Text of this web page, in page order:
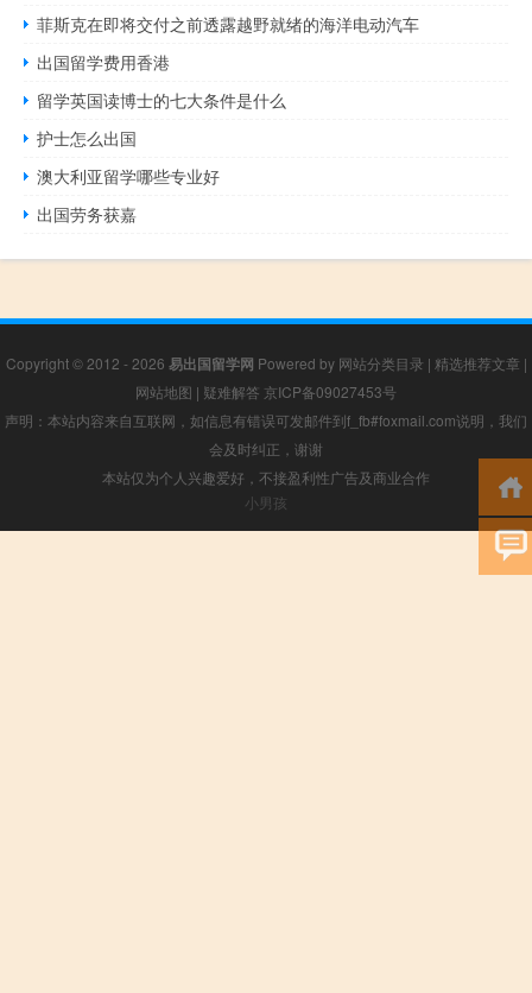
菲斯克在即将交付之前透露越野就绪的海洋电动汽车
出国留学费用香港
留学英国读博士的七大条件是什么
护士怎么出国
澳大利亚留学哪些专业好
出国劳务获嘉
Copyright © 2012 - 2026 易出国留学网 Powered by 网站分类目录 | 精选推荐文章 |
网站地图 | 疑难解答 京ICP备09027453号
声明：本站内容来自互联网，如信息有错误可发邮件到f_fb#foxmail.com说明，我们
会及时纠正，谢谢
本站仅为个人兴趣爱好，不接盈利性广告及商业合作
小男孩